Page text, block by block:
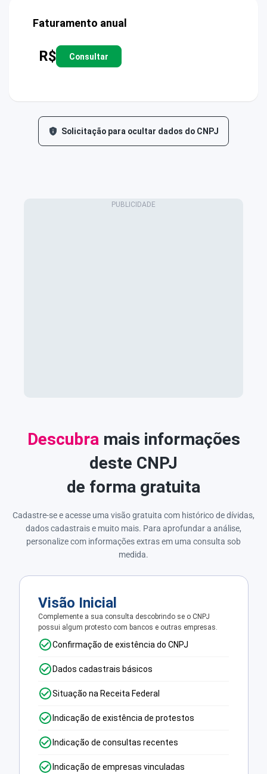
Faturamento anual
R$ Consultar
Solicitação para ocultar dados do CNPJ
Descubra mais informações
deste CNPJ
de forma gratuita
Cadastre-se e acesse uma visão gratuita com histórico de dívidas,
dados cadastrais e muito mais. Para aprofundar a análise,
personalize com informações extras em uma consulta sob
medida.
Visão Inicial
Complemente a sua consulta descobrindo se o CNPJ
possui algum protesto com bancos e outras empresas.
Confirmação de existência do CNPJ
Dados cadastrais básicos
Situação na Receita Federal
Indicação de existência de protestos
Indicação de consultas recentes
Indicação de empresas vinculadas